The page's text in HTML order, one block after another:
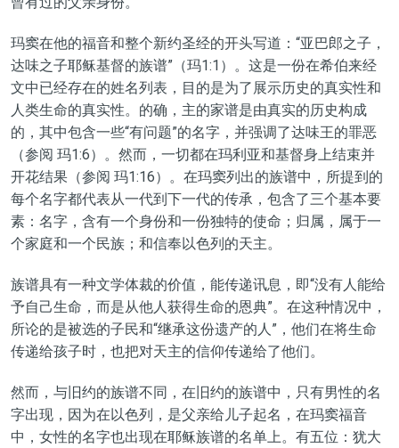
玛窦在他的福音和整个新约圣经的开头写道： “亚巴郎之子，
达味之子耶稣基督的族谱”（玛1:1）。这是一份在希伯来经
文中已经存在的姓名列表，目的是为了展示历史的真实性和
人类生命的真实性。 的确 ， 主的家谱是由真实的历史构成
的 ，其中包含一些“有问题”的名字，并强调了达味王的罪恶
（参阅 玛1:6） 。然而，一切都在玛利亚和基督身上结束并
开花结果（参阅 玛1:16） 。在玛窦列出的族谱中，所提到的
每个名字都代表从一代到下一代的传承，包含了三个基本要
素：名字，含有一个身份和一份独特的使命；归属，属于一
个家庭和一个民族； 和信奉以色列的天主。
族谱具有一种文学体裁的价值，能传递讯息 ， 即“没有人能给
予自己生命，而是从他人获得生命的恩典”。 在这种情况中，
所论的是被选的子民和“继承这份遗产的人”，他们在将生命
传递给孩子时，也把对天主的信仰传递给了他们。
然而，与旧约的族谱不同，在旧约的族谱中， 只有男性的名
字出现，因为在以色列， 是父亲给 儿子起名 ，在玛窦福音
中，女性的名字也出现在耶稣族谱的名单上。有五位：犹大